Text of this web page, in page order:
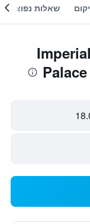
שאלות נפוצות
המבצעים הטובים ביותר לImperial